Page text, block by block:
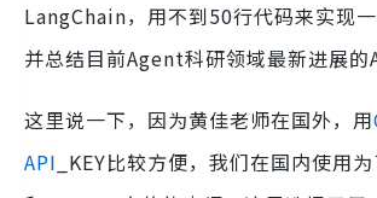
LangChain，用不到50行代码来实现
并总结目前Agent科研领域最新进展的
这里说一下，因为黄佳老师在国外，用
API _KEY比较方便，我们在国内使用